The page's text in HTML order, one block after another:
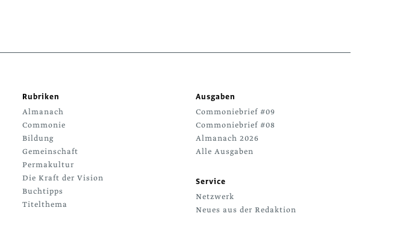
Rubriken
Almanach
Commonie
Bildung
Gemeinschaft
Permakultur
Die Kraft der Vision
Buchtipps
Titelthema
Ausgaben
Commoniebrief #09
Commoniebrief #08
Almanach 2026
Alle Ausgaben
Service
Netzwerk
Neues aus der Redaktion